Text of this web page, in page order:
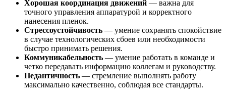
Хорошая координация движений — важна для
точного управления аппаратурой и корректного
нанесения пленок.
Стрессоустойчивость — умение сохранять спокойствие
в случае технологических сбоев или необходимости
быстро принимать решения.
Коммуникабельность — умение работать в команде и
четко передавать информацию коллегам и руководству.
Педантичность — стремление выполнять работу
максимально качественно, соблюдая все стандарты.